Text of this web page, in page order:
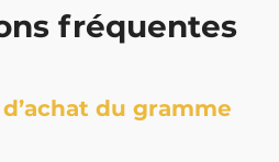
fréquentes
du gramme